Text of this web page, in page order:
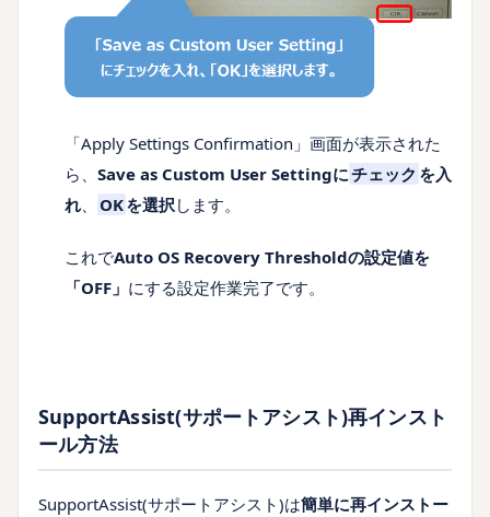
「Apply Settings Confirmation」画面が表示された
ら、 Save as Custom User Settingにチェック を入
れ、 OKを選択します。
これでAuto OS Recovery Thresholdの設定値を
「OFF」 にする設定作業完了です。
SupportAssist(サポートアシスト)再インスト
ール方法
SupportAssist(サポートアシスト)は簡単に再インストー